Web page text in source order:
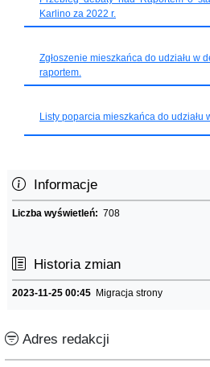
Karlino za 2022 r.
Zgłoszenie mieszkańca do udziału w
raportem.
Listy poparcia mieszkańca do udziału
Informacje
Liczba wyświetleń: 708
Historia zmian
2023-11-25 00:45 Migracja strony
Adres redakcji